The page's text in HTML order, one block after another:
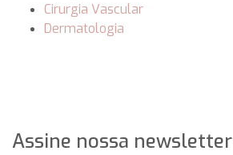
Cirurgia Vascular
Dermatologia
Assine nossa newsletter